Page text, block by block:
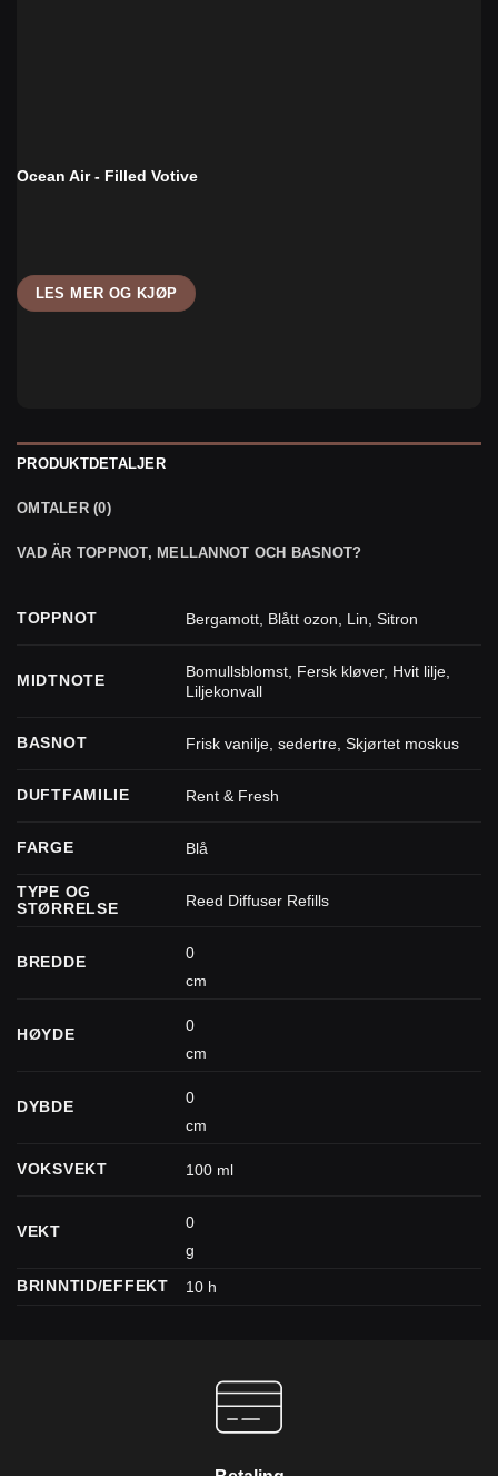
PRODUKTDETALJER
OMTALER (0)
VAD ÄR TOPPNOT, MELLANNOT OCH BASNOT?
TOPPNOT Bergamott, Blått ozon, Lin,Sitron
MIDTNOTE Bomullsblomst, Fersk kløver, Hvit lilje,
Liljekonvall
BASNOT Frisk vanilje,sedertre,Skjørtet moskus
DUFTFAMILIE Rent & Fresh
FARGE Blå
TYPE OG
STØRRELSE
Reed Diffuser Refills
BREDDE
0
cm
HØYDE
0
cm
DYBDE
0
cm
VOKSVEKT 100 ml
VEKT
0
g
BRINNTID/EFFEKT
10 h
Ocean Air - Filled Votive
LES MER OG KJØP